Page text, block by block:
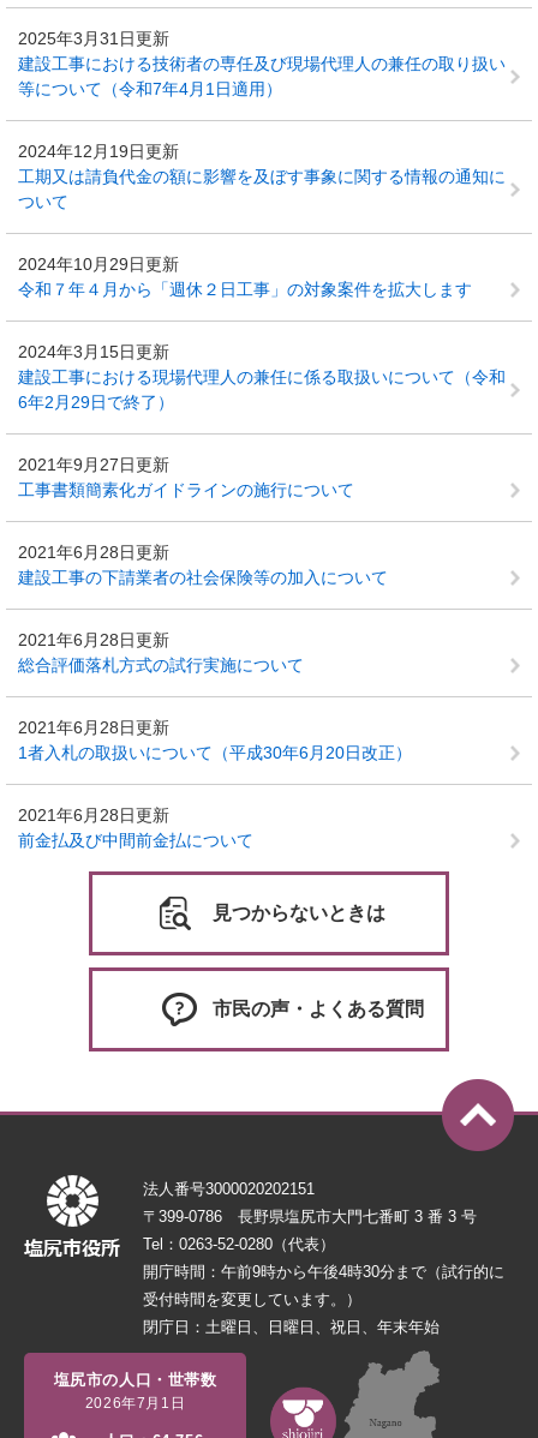
2025年3月31日更新
建設工事における技術者の専任及び現場代理人の兼任の取り扱い
等について（令和7年4月1日適用）
2024年12月19日更新
工期又は請負代金の額に影響を及ぼす事象に関する情報の通知に
ついて
2024年10月29日更新
令和７年４月から「週休２日工事」の対象案件を拡大します
2024年3月15日更新
建設工事における現場代理人の兼任に係る取扱いについて（令和
6年2月29日で終了）
2021年9月27日更新
工事書類簡素化ガイドラインの施行について
2021年6月28日更新
建設工事の下請業者の社会保険等の加入について
2021年6月28日更新
総合評価落札方式の試行実施について
2021年6月28日更新
1者入札の取扱いについて（平成30年6月20日改正）
2021年6月28日更新
前金払及び中間前金払について
見つからないときは
市民の声・よくある質問
法人番号3000020202151
〒399-0786 長野県塩尻市大門七番町 3 番 3 号
Tel：0263-52-0280（代表）
開庁時間：午前9時から午後4時30分まで（試行的に
受付時間を変更しています。）
閉庁日：土曜日、日曜日、祝日、年末年始
塩尻市の人口・世帯数
2026年7月1日